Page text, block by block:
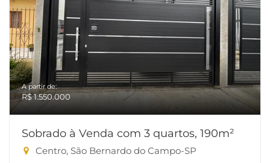
A partir de:
R$ 1.550.000
Sobrado à Venda com 3 quartos, 190m²
Centro, São Bernardo do Campo-SP